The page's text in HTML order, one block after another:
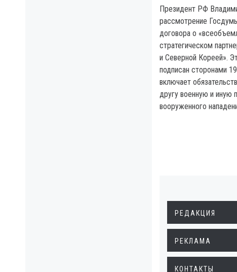
Президент РФ
рассмотрение
договора о
стратегическом
и Северной Кореей».
подписан сторонами
включает
другу военную и иную
вооруженного
РЕДАКЦИЯ
РЕКЛАМА
КОНТАКТЫ